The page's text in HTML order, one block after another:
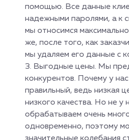
помощью. Все данные
надежными паролями, а к
мы относимся
же, после того, как
мы удаляем его данные с
Выгодные цены. Мы
конкурентов. Почему у
правильный, ведь низкая
низкого качества. Но не у
обрабатываем очень
одновременно, поэтому